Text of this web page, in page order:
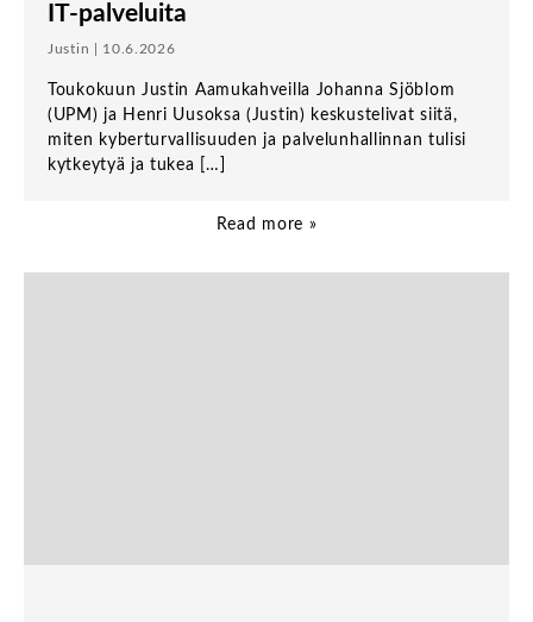
IT-palveluita
Justin | 10.6.2026
Toukokuun Justin Aamukahveilla Johanna Sjöblom
(UPM) ja Henri Uusoksa (Justin) keskustelivat siitä,
miten kyberturvallisuuden ja palvelunhallinnan tulisi
kytkeytyä ja tukea […]
Read more »